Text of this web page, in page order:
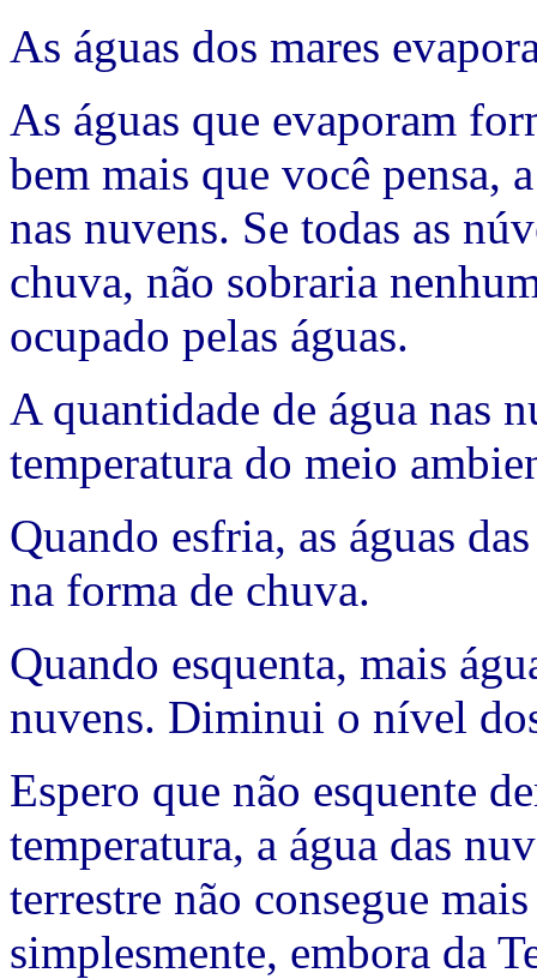
As águas dos mares
As águas que evaporam
bem mais que você pensa,
nas nuvens. Se todas as
chuva, não sobraria
ocupado pelas águas.
A quantidade de água nas
temperatura do meio
Quando esfria, as águas
na forma de chuva.
Quando esquenta, mais
nuvens. Diminui o nível
Espero que não esquente
temperatura, a água das
terrestre não consegue
simplesmente, embora da